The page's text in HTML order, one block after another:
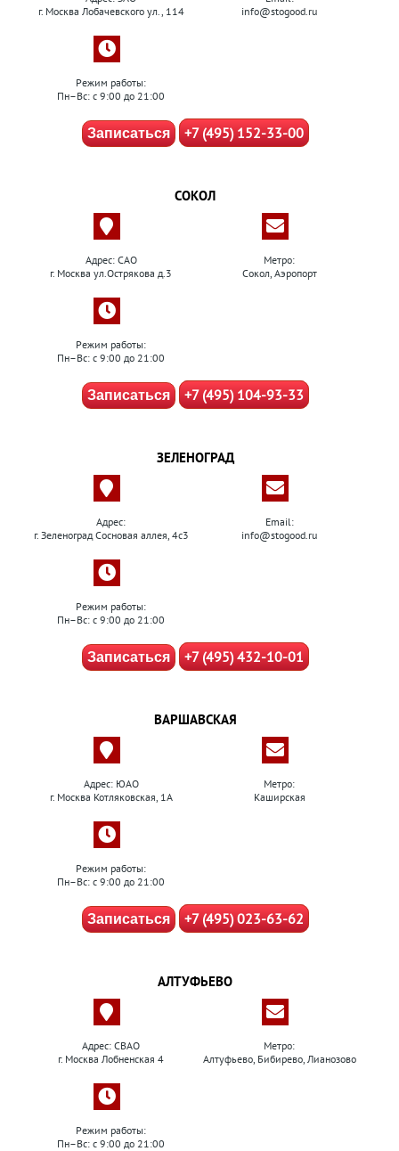
г. Москва Лобачевского ул., 114
info@stogood.ru
Режим работы:
Пн–Вс: с 9:00 до 21:00
Записаться +7 (495) 152-33-00
СОКОЛ
Адрес: САО
г. Москва ул.Острякова д.3
Метро:
Сокол, Аэропорт
Режим работы:
Пн–Вс: с 9:00 до 21:00
Записаться +7 (495) 104-93-33
ЗЕЛЕНОГРАД
Адрес:
г. Зеленоград Сосновая аллея, 4с3
Email:
info@stogood.ru
Режим работы:
Пн–Вс: с 9:00 до 21:00
Записаться +7 (495) 432-10-01
ВАРШАВСКАЯ
Адрес: ЮАО
г. Москва Котляковская, 1А
Метро:
Каширская
Режим работы:
Пн–Вс: с 9:00 до 21:00
Записаться +7 (495) 023-63-62
АЛТУФЬЕВО
Адрес: СВАО
г. Москва Лобненская 4
Метро:
Алтуфьево, Бибирево, Лианозово
Режим работы:
Пн–Вс: с 9:00 до 21:00